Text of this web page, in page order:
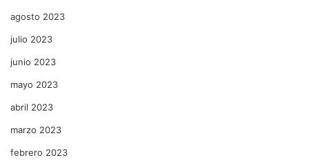
agosto 2023
julio 2023
junio 2023
mayo 2023
abril 2023
marzo 2023
febrero 2023